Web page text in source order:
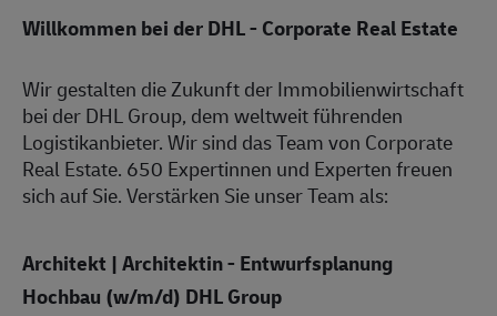
Willkommen bei der DHL - Corporate Real Estate
Wir gestalten die Zukunft der Immobilienwirtschaft
bei der DHL Group, dem weltweit führenden
Logistikanbieter. Wir sind das Team von Corporate
Real Estate. 650 Expertinnen und Experten freuen
sich auf Sie. Verstärken Sie unser Team als:
Architekt | Architektin - Entwurfsplanung
Hochbau (w/m/d) DHL Group